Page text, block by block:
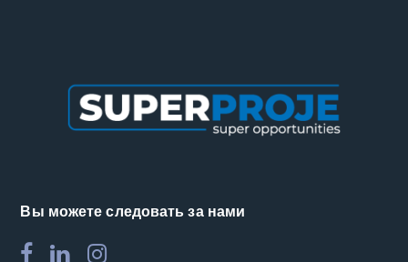
Вы можете следовать за нами